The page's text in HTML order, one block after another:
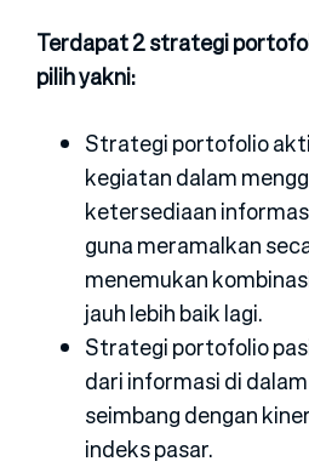
Terdapat 2 strategi
pilih yakni:
Strategi portofolio
kegiatan dalam
ketersediaan
guna meramalkan
menemukan
jauh lebih baik lagi.
Strategi portofolio
dari informasi di
seimbang dengan
indeks pasar.